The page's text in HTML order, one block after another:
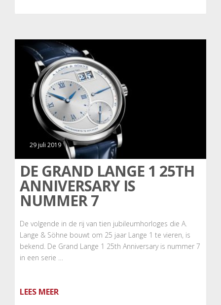
29 juli 2019
DE GRAND LANGE 1 25TH
ANNIVERSARY IS
NUMMER 7
De volgende in de rij van tien jubileumhorloges die A.
Lange & Söhne bouwt om 25 jaar Lange 1 te vieren, is
bekend. De Grand Lange 1 25th Anniversary is nummer 7
in een serie …
LEES MEER